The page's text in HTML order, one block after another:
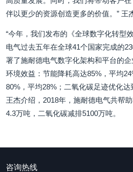
伴以更少的资源创造更多的价值。” 王
“今年，我们发布的《全球数字化转型
电气过去五年在全球41个国家完成的
署了施耐德电气数字化架构和平台的
环境效益：节能降耗高达85%，平均
80%，平均28%；二氧化碳足迹优化达
王杰介绍，2018年，施耐德电气共帮
4.3万吨，二氧化碳减排5100万吨。
咨询热线